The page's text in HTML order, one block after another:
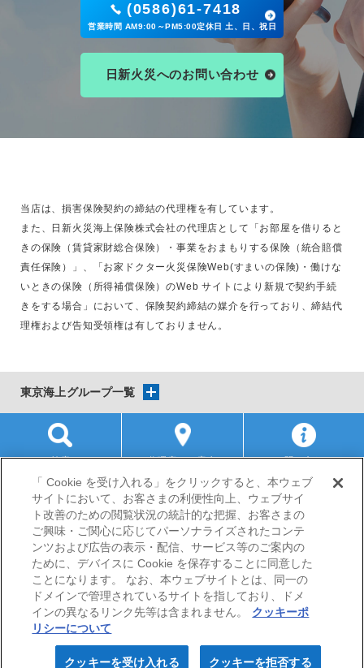
(0586)61-7418
営業時間 AM9:00～PM5:00定休日 土、日、祝日
日新火災へのお問い合わせ
当店は、損害保険契約の締結の代理権を有しています。
また、日新火災海上保険株式会社の代理店として「お部屋を借りると
きの保険（賃貸家財総合保険）・事業をおまもりする保険（統合賠償
責任保険）」、「お家ドクター火災保険Web(すまいの保険)・働けな
いときの保険（所得補償保険）のWeb サイトにより新規で契約手続
きをする場合」において、保険契約締結の媒介を行っており、締結代
理権および告知受領権は有しておりません。
東京海上グループ一覧
検索 代理店のご案内 お問い合わせ
サイトマップ 当サイトのご利用にあたって勧誘方針
プライバシーポリシー
（個人情報のお取扱いについて）
© Nisshin Fire & Marine Insurance Co.,Ltd. All Rights
Reserved.
「 Cookie を受け入れる」をクリックすると、本ウェブ
サイトにおいて、お客さまの利便性向上、ウェブサイ
ト改善のための閲覧状況の統計的な把握、お客さまの
ご興味・ご関心に応じてパーソナライズされたコンテ
ンツおよび広告の表示・配信、サービス等のご案内の
ために、デバイスに Cookie を保存することに同意した
ことになります。 なお、本ウェブサイトとは、同一の
ドメインで管理されているサイトを指しており、ドメ
インの異なるリンク先等は含まれません。
クッキーポ
リシーについて
クッキーを拒否する
クッキーを受け入れる